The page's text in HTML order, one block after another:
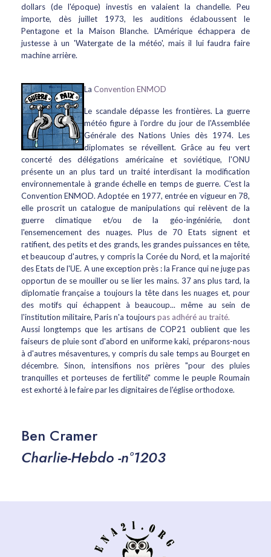
dollars (de l'époque) investis en valaient la chandelle. Peu
importe, dès juillet 1973, les auditions éclaboussent le
Pentagone et la Maison Blanche. L'Amérique échappera de
justesse à un 'Watergate de la météo', mais il lui faudra faire
machine arrière.
La Convention ENMOD
Le scandale dépasse les frontières. La guerre
météo figure à l'ordre du jour de l'Assemblée
Générale des Nations Unies dès 1974. Les
diplomates se réveillent. Grâce au feu vert
concerté des délégations américaine et soviétique, l'ONU
présente un an plus tard un traité interdisant la modification
environnementale à grande échelle en temps de guerre. C'est la
Convention ENMOD. Adoptée en 1977, entrée en vigueur en 78,
elle proscrit un catalogue de manipulations qui relèvent de la
guerre climatique et/ou de la géo-ingéniérie, dont
l'ensemencement des nuages. Plus de 70 Etats signent et
ratifient, des petits et des grands, les grandes puissances en tête,
et beaucoup d'autres, y compris la Corée du Nord, et la majorité
des Etats de l'UE. A une exception près : la France qui ne juge pas
opportun de se mouiller ou se lier les mains. 37 ans plus tard, la
diplomatie française a toujours la tête dans les nuages et, pour
des motifs qui échappent à beaucoup... même au sein de
l'institution militaire, Paris n'a toujourspas adhéré au traité.
Aussi longtemps que les artisans de COP21 oublient que les
faiseurs de pluie sont d'abord en uniforme kaki, préparons-nous
à d'autres mésaventures, y compris du sale temps au Bourget en
décembre. Sinon, intensifions nos prières "pour des pluies
tranquilles et porteuses de fertilité" comme le peuple Roumain
est exhorté à le faire par les dignitaires de l'église orthodoxe.
Ben Cramer
Charlie-Hebdo -n°1203